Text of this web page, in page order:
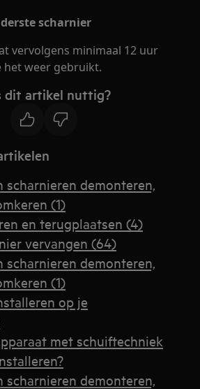
scharnier
vervolgens minimaal 12 uur
het weer gebruikt.
dit artikel nuttig?
scharnieren demonteren,
(1)
en terugplaatsen (4)
vervangen (64)
scharnieren demonteren,
(1)
op je
met schuiftechniek
scharnieren demonteren,